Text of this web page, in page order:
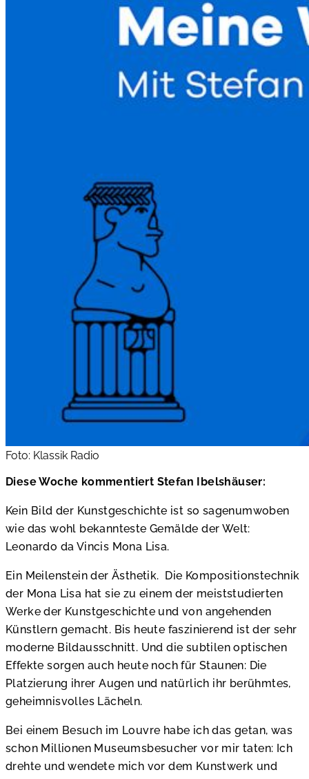
Foto: Klassik Radio
Diese Woche kommentiert Stefan Ibelshäuser:
Kein Bild der Kunstgeschichte ist so sagenumwoben
wie das wohl bekannteste Gemälde der Welt:
Leonardo da Vincis Mona Lisa.
Ein Meilenstein der Ästhetik. Die Kompositionstechnik
der Mona Lisa hat sie zu einem der meiststudierten
Werke der Kunstgeschichte und von angehenden
Künstlern gemacht. Bis heute faszinierend ist der sehr
moderne Bildausschnitt. Und die subtilen optischen
Effekte sorgen auch heute noch für Staunen: Die
Platzierung ihrer Augen und natürlich ihr berühmtes,
geheimnisvolles Lächeln.
Bei einem Besuch im Louvre habe ich das getan, was
schon Millionen Museumsbesucher vor mir taten: Ich
drehte und wendete mich vor dem Kunstwerk und